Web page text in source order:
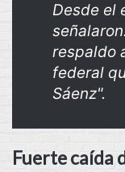
Desde el
respaldo
federal
Sáenz".
Fuerte caída